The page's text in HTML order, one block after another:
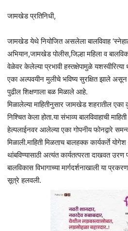
जामखेड प्रतिनिधी,
जामखेड येथे नियोजित असलेला बालविवाह
अभियान,जामखेड पोलीस,जिल्हा महिला व
वेळेवर केलेल्या प्रभावी हस्तक्षेपामुळे
एका अल्पवयीन मुलीचे भविष्य सुरक्षित झाले असून
पुढील शिक्षणाला बळ मिळाले आहे.
मिळालेल्या माहितीनुसार जामखेड शहरातील एका
निश्चित केला होता.या संभाव्य बालविवाहाची
हेल्पलाईनवर आलेल्या एका गोपनीय फोनद्वारे
मिळाली.माहिती मिळताच बालहक्क कार्यकर्ते
थांबविण्यासाठी अत्यंत कार्यतत्परता दाखवत उरण
बालविकास विभागाच्या मार्गदर्शनाखाली या
सूत्रे हलवली.